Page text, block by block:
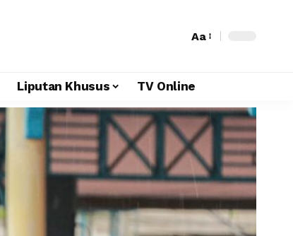
Aa
Liputan Khusus TV Online